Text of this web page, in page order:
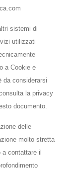
sistemi di
utilizzati
a Cookie e
da considerarsi
la privacy
documento.
delle
molto stretta
contattare il